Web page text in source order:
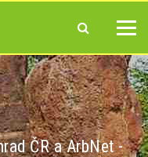
ČR a ArbNet -